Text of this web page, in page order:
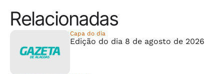
Relacionadas
Capa do dia
Edição do dia 8 de agosto de 2026